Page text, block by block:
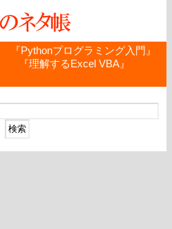
『Pythonプログラミング入門』
『理解するExcel VBA』